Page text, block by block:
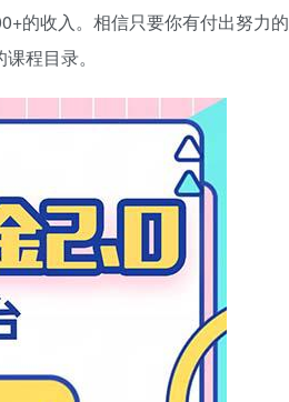
的收入。相信只要你有付出努力的
程目录。